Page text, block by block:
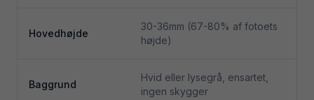
Hovedhøjde
30-36mm (67-80% af fotoets
højde)
Baggrund
Hvid eller lysegrå, ensartet,
ingen skygger